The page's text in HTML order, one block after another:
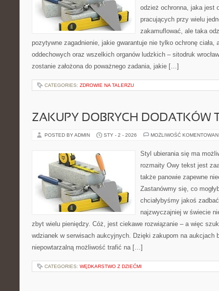
odzież ochronna, jaka jest
pracujących przy wielu
zakamuflować, ale taka
pozytywne zagadnienie, jakie gwarantuje nie tylko ochronę ciała,
oddechowych oraz wszelkich organów ludzkich – sitodruk
zostanie założona do poważnego zadania, jakie […]
CATEGORIES: ZDROWIE NA TALERZU
ZAKUPY DOBRYCH DODATKÓW
POSTED BY ADMIN STY - 2 - 2026 MOŻLIWOŚĆ
Styl ubierania się ma
rozmaity Owy tekst jest
także panowie zapewne
Zastanówmy się, co
chciałybyśmy jakoś
najzwyczajniej w świecie
zbyt wielu pieniędzy. Cóż, jest ciekawe rozwiązanie – a więc
wdzianek w serwisach aukcyjnych. Dzięki zakupom na aukcjach
niepowtarzalną możliwość trafić na […]
CATEGORIES: WĘDKARSTWO Z DZIEĆMI